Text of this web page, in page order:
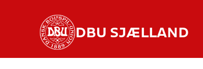
DBU SJÆLLAND